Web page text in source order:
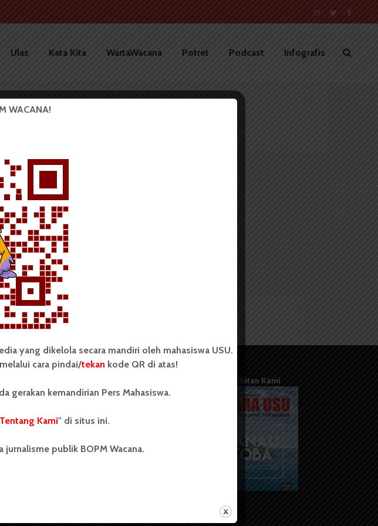
Ulas Kata Kita WartaWacana Potret Podcast Infografis
Info Iklan
Pedoman Media Siber
Terbitan Kami
WACANA!
yang dikelola secara mandiri oleh mahasiswa USU.
cara pindai/tekan kode QR di atas!
gerakan kemandirian Pers Mahasiswa.
Tentang Kami" di situs ini.
publik BOPM Wacana.